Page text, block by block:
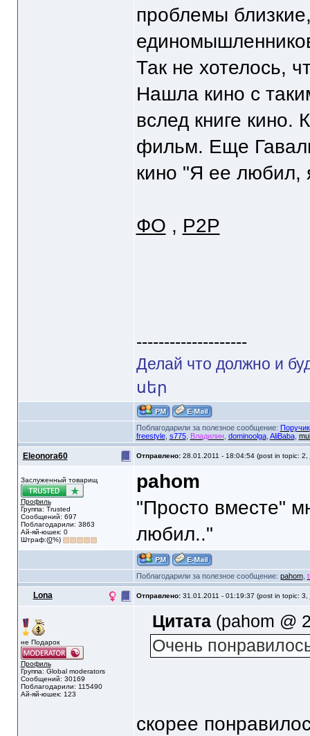
проблемы
Так не хотелось,
Нашла кино с
вслед книге кино.
фильм. Еще
кино "Я ее любил,
ФО , Р2Р
--------------------
Делай что должно и
սեր
Поблагодарили за полезное сообщение: Поручик
freestyle, s775, Владилин, dominoolga, AliBaba,
Eleonora60 Отправлено: 28.01.2011 - 18:04:54 (post in topic: 2,
Заслуженный товарищ
Профиль
Группа: Trusted
Сообщений: 697
Поблагодарили: 3863
Ай-яй-юшек: 0
Штраф:(0%)
pahom
"Просто вместе"
любил.."
Поблагодарили за полезное сообщение: pahom,
Lona Отправлено: 31.01.2011 - 01:19:37 (post in topic: 3,
не Подарок
Профиль
Группа: Global moderators
Сообщений: 30169
Поблагодарили: 115490
Ай-яй-юшек: 123
Цитата(pahom @
Очень
скорее